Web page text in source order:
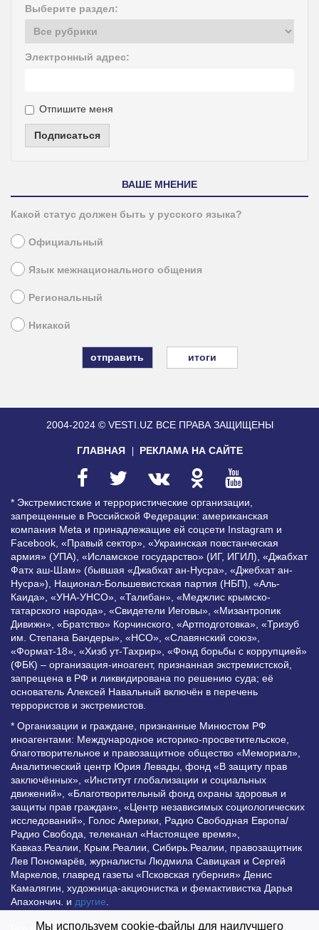
Выберите раздел:
Электронный адрес:
Отпишите меня
Подписаться
ВАШЕ МНЕНИЕ
Какой статус должен быть у русского языка?
Официальный
Язык межнационального общения
Региональный
Никакой
итоги
2004-2024 © VESTI.UZ ВСЕ ПРАВА ЗАЩИЩЕНЫ
ГЛАВНАЯ РЕКЛАМА НА САЙТЕ
* Экстремистские и террористические организации,
запрещенные в Российской Федерации: американская
компания Meta и принадлежащие ей соцсети Instagram и
Facebook, «Правый сектор», «Украинская повстанческая
армия» (УПА), «Исламское государство» (ИГ, ИГИЛ), «Джабхат
Фатх аш-Шам» (бывшая «Джабхат ан-Нусра», «Джебхат ан-
Нусра»), Национал-Большевистская партия (НБП), «Аль-
Каида», «УНА-УНСО», «Талибан», «Меджлис крымско-
татарского народа», «Свидетели Иеговы», «Мизантропик
Дивижн», «Братство» Корчинского, «Артподготовка», «Тризуб
им. Степана Бандеры», «НСО», «Славянский союз»,
«Формат-18», «Хизб ут-Тахрир», «Фонд борьбы с коррупцией»
(ФБК) – организация-иноагент, признанная экстремистской,
запрещена в РФ и ликвидирована по решению суда; её
основатель Алексей Навальный включён в перечень
террористов и экстремистов.
* Организации и граждане, признанные Минюстом РФ
иноагентами: Международное историко-просветительское,
благотворительное и правозащитное общество «Мемориал»,
Аналитический центр Юрия Левады, фонд «В защиту прав
заключённых», «Институт глобализации и социальных
движений», «Благотворительный фонд охраны здоровья и
защиты прав граждан», «Центр независимых социологических
исследований», Голос Америки, Радио Свободная Европа/
Радио Свобода, телеканал «Настоящее время»,
Кавказ.Реалии, Крым.Реалии, Сибирь.Реалии, правозащитник
Лев Пономарёв, журналисты Людмила Савицкая и Сергей
Маркелов, главред газеты «Псковская губерния» Денис
Камалягин, художница-акционистка и фемактивистка Дарья
Апахончич. и другие
Мы используем cookie-файлы для наилучшего